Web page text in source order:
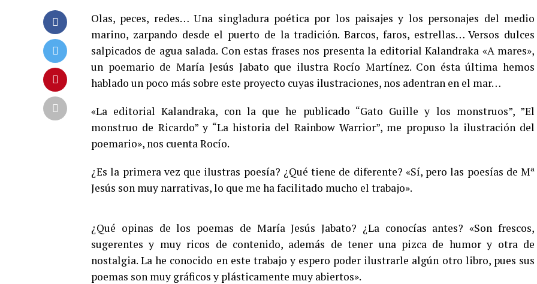
Olas, peces, redes… Una singladura poética por los paisajes y los personajes del medio
marino, zarpando desde el puerto de la tradición. Barcos, faros, estrellas… Versos dulces
salpicados de agua salada. Con estas frases nos presenta la editorial Kalandraka «A mares»,
un poemario de María Jesús Jabato que ilustra Rocío Martínez. Con ésta última hemos
hablado un poco más sobre este proyecto cuyas ilustraciones, nos adentran en el mar…
«La editorial Kalandraka, con la que he publicado “Gato Guille y los monstruos”, ”El
monstruo de Ricardo” y “La historia del Rainbow Warrior”, me propuso la ilustración del
poemario», nos cuenta Rocío.
¿Es la primera vez que ilustras poesía? ¿Qué tiene de diferente? «Sí, pero las poesías de Mª
Jesús son muy narrativas, lo que me ha facilitado mucho el trabajo».
¿Qué opinas de los poemas de María Jesús Jabato? ¿La conocías antes? «Son frescos,
sugerentes y muy ricos de contenido, además de tener una pizca de humor y otra de
nostalgia. La he conocido en este trabajo y espero poder ilustrarle algún otro libro, pues sus
poemas son muy gráficos y plásticamente muy abiertos».